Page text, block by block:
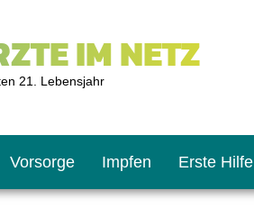
IM NETZ
21. Lebensjahr
Vorsorge Impfen Erste Hilfe